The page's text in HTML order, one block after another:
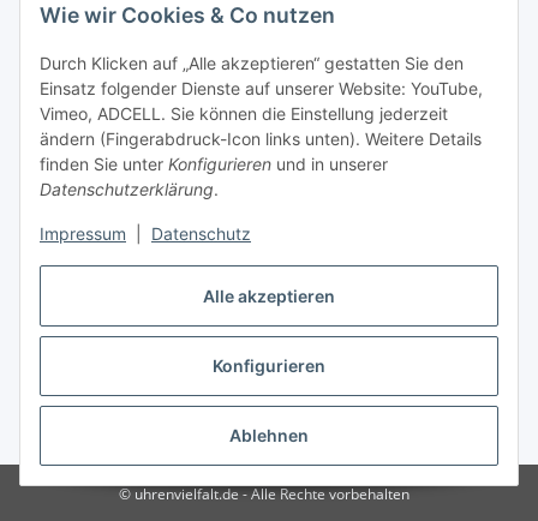
Alle akzeptieren
Konfigurieren
Ablehnen
Wie wir Cookies & Co nutzen
Durch Klicken auf „Alle akzeptieren“ gestatten Sie den
Einsatz folgender Dienste auf unserer Website: YouTube,
Vimeo, ADCELL. Sie können die Einstellung jederzeit
ändern (Fingerabdruck-Icon links unten). Weitere Details
finden Sie unter Konfigurieren und in unserer
Datenschutzerklärung.
Impressum Datenschutz
Berliner Allee 38
13088 Berlin
Shop +49 30 4280 2070
Fax +49 30 4280 2071
* Alle Preise inkl. gesetzlicher USt., zzgl.
© uhrenvielfalt.de - Alle Rechte vorbehalten